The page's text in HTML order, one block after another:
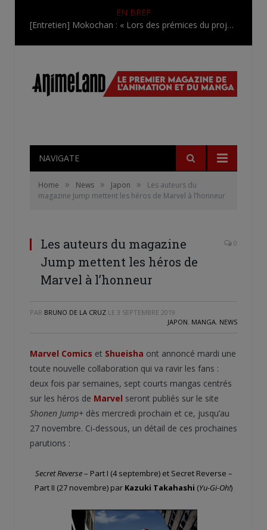
EN BREF
[Entretien] Mokochan : « Lors des prémices du projet, il était déjà demandé de suivre au mieux le manga originel.»
NAVIGATE
Home » News » Japon »
Les auteurs du
magazine Jump mettent les héros de Marvel à l’honneur
Les auteurs du magazine
Jump mettent les héros de
Marvel à l’honneur
0
PAR BRUNO DE LA CRUZ LE 3 SEPTEMBRE 2019
JAPON, MANGA, NEWS
Marvel Comics et Shueisha ont annoncé mardi une
toute nouvelle collaboration qui va ravir les fans :
deux fois par semaines, sept courts mangas centrés
sur les héros de Marvel seront publiés sur le site
Shonen Jump+ dès mercredi prochain et ce, jusqu’au
27 novembre. Ci-dessous, un détail de ces prochaines
parutions :
Secret Reverse– Part I (4 septembre) et Secret Reverse –
Part II (27 novembre) par Kazuki Takahashi (Yu-Gi-Oh!)